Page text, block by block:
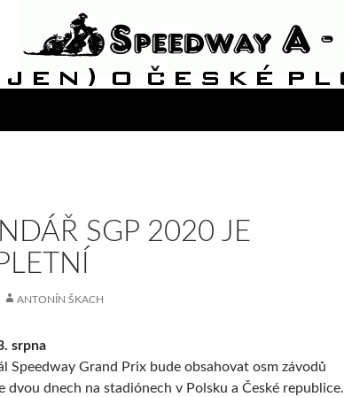
SGP 2020 JE
ANTONÍN ŠKACH
srpna
Speedway Grand Prix bude obsahovat osm závodů
dvou dnech na stadiónech v Polsku a České republice.